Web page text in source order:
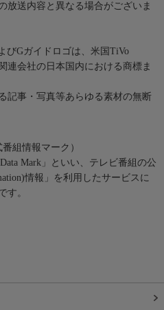
放送内容と異なる場合がございま
びGガイドロゴは、米国TiVo
連会社の日本国内における商標ま
記事・写真等あらゆる素材の無断
組情報マーク）
Mark」といい、テレビ番組の公
情報」を利用したサービスに
す。